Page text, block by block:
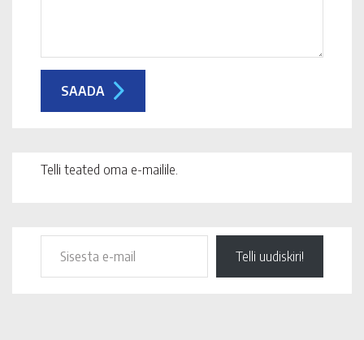
Telli teated oma e-mailile.
Telli uudiskiri!